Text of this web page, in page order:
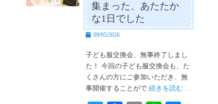
集まった、あたたか
な1日でした
投
日
09/05/2026
子ども服交換会、無事終了しまし
た！ 今回の子ども服交換会も、た
くさんの方にご参加いただき、無
事開催することがで続きを読む…